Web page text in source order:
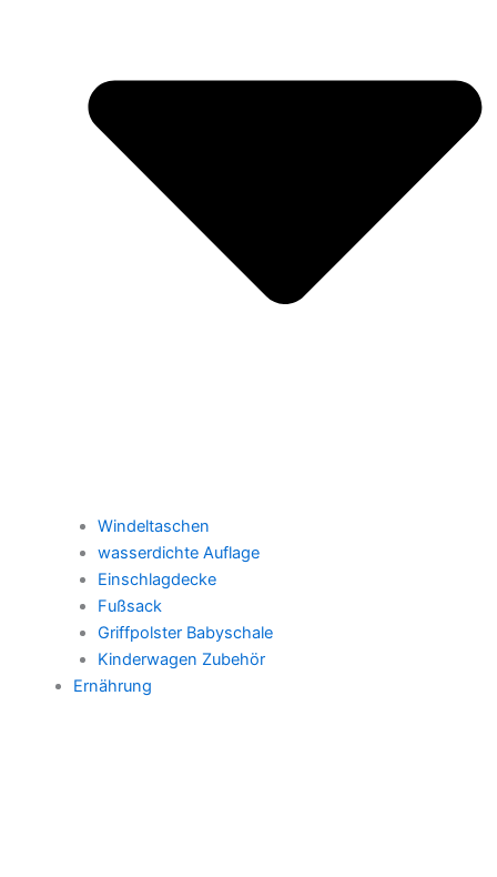
Windeltaschen
wasserdichte Auflage
Einschlagdecke
Fußsack
Griffpolster Babyschale
Kinderwagen Zubehör
Ernährung